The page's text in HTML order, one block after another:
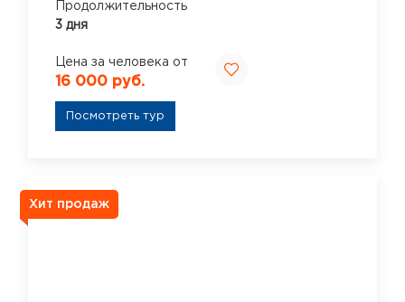
Продолжительность
3 дня
Цена за человека от
16 000 руб.
Посмотреть тур
Хит продаж